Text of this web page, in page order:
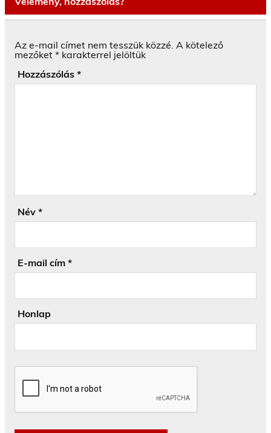
Az e-mail címet nem tesszük közzé. A kötelező
mezőket * karakterrel jelöltük
Hozzászólás *
Név *
E-mail cím *
Honlap